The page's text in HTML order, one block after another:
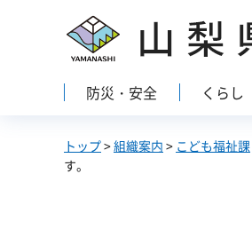
山梨県
防災・安全 くらし
トップ>組織案内 > こども福祉課
す。